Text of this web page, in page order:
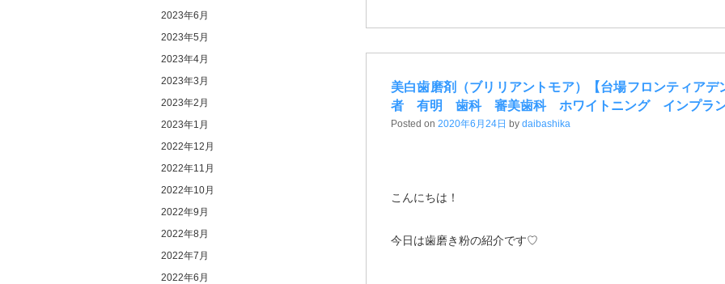
2023年6月
2023年5月
2023年4月
2023年3月
2023年2月
2023年1月
2022年12月
2022年11月
2022年10月
2022年9月
2022年8月
2022年7月
2022年6月
美白歯磨剤（ブリリアントモア）【台場フロンティア
者 有明 歯科 審美歯科 ホワイトニング インプラ
Posted on 2020年6月24日 by daibashika
こんにちは！
今日は歯磨き粉の紹介です♡